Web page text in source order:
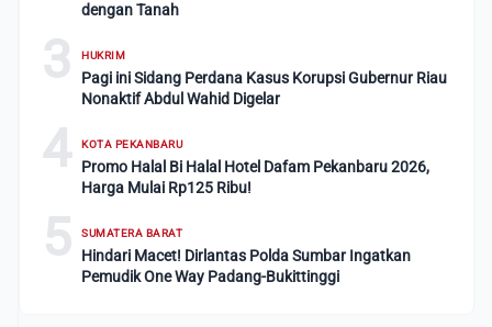
dengan Tanah
3 HUKRIM
Pagi ini Sidang Perdana Kasus Korupsi Gubernur Riau
Nonaktif Abdul Wahid Digelar
4 KOTA PEKANBARU
Promo Halal Bi Halal Hotel Dafam Pekanbaru 2026,
Harga Mulai Rp125 Ribu!
5 SUMATERA BARAT
Hindari Macet! Dirlantas Polda Sumbar Ingatkan
Pemudik One Way Padang-Bukittinggi